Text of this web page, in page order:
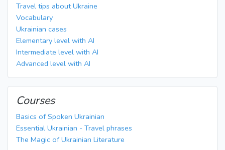
Travel tips about Ukraine
Vocabulary
Ukrainian cases
Elementary level with AI
Intermediate level with AI
Advanced level with AI
Courses
Basics of Spoken Ukrainian
Essential Ukrainian - Travel phrases
The Magic of Ukrainian Literature